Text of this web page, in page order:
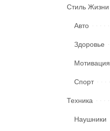
Стиль Жизни
Авто
Здоровье
Мотивация
Спорт
Техника
Наушники